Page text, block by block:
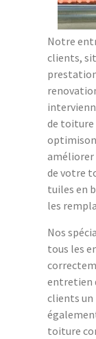
Notre
clients,
de toiture
améliorer
de votre
tuiles en
les
Nos
tous les
entretien
clients un
toiture